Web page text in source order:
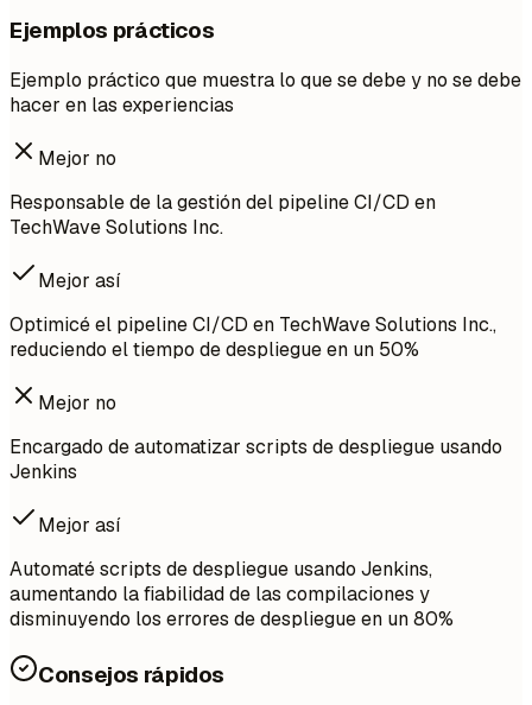
Ejemplos prácticos
Ejemplo práctico que muestra lo que se debe y no se debe
hacer en las experiencias
Mejor no
Responsable de la gestión del pipeline CI/CD en
TechWave Solutions Inc.
Mejor así
Optimicé el pipeline CI/CD en TechWave Solutions Inc.,
reduciendo el tiempo de despliegue en un 50%
Mejor no
Encargado de automatizar scripts de despliegue usando
Jenkins
Mejor así
Automaté scripts de despliegue usando Jenkins,
aumentando la fiabilidad de las compilaciones y
disminuyendo los errores de despliegue en un 80%
Consejos rápidos